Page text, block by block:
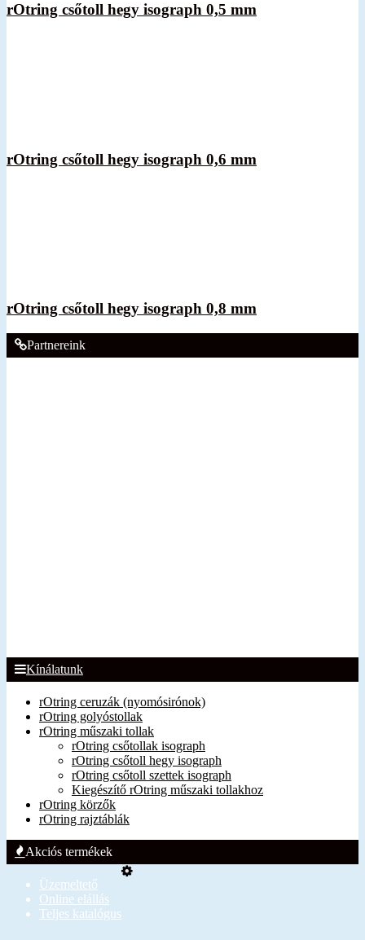
rOtring csőtoll hegy isograph 0,5 mm
rOtring csőtoll hegy isograph 0,6 mm
rOtring csőtoll hegy isograph 0,8 mm
Partnereink
Kínálatunk
rOtring ceruzák (nyomósirónok)
rOtring golyóstollak
rOtring műszaki tollak
rOtring csőtollak isograph
rOtring csőtoll hegy isograph
rOtring csőtoll szettek isograph
Kiegészítő rOtring műszaki tollakhoz
rOtring körzők
rOtring rajztáblák
Akciós termékek
Üzemeltető
Online elállás
Teljes katalógus